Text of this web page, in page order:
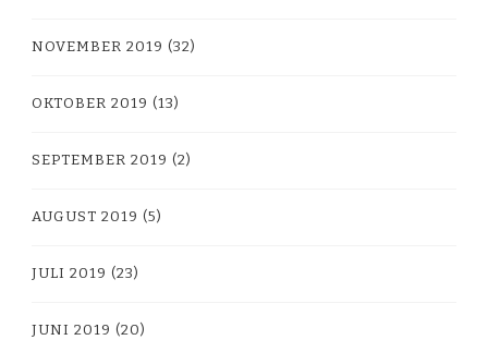
NOVEMBER 2019 (32)
OKTOBER 2019 (13)
SEPTEMBER 2019 (2)
AUGUST 2019 (5)
JULI 2019 (23)
JUNI 2019 (20)